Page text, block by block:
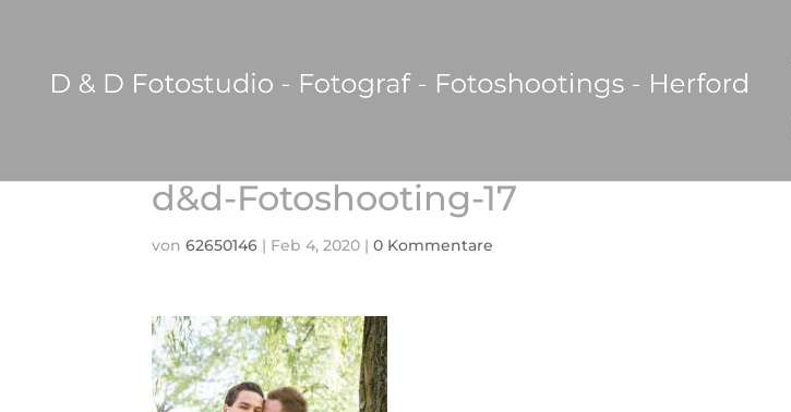
d&d-Fotoshooting-17
von 62650146 | Feb 4, 2020 | 0 Kommentare